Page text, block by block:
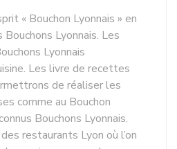
« Bouchon Lyonnais » en
Lyonnais. Les
Lyonnais
Les livre de recettes
de réaliser les
comme au Bouchon
Bouchons Lyonnais.
restaurants Lyon où l’on